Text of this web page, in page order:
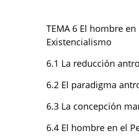
TEMA 6 El hombre
Existencialismo
6.1 La reducción
6.2 El paradigma
6.3 La concepción
6.4 El hombre en el